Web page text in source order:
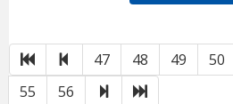
Pirmas Atgal
47 48 49 50
55
56 ToliauPaskutinis